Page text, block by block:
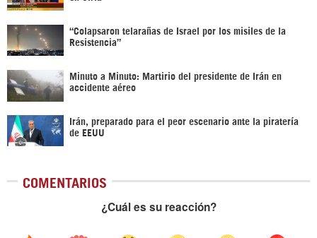
“Colapsaron telarañas de Israel por los misiles de la
Resistencia”
Minuto a Minuto: Martirio del presidente de Irán en
accidente aéreo
Irán, preparado para el peor escenario ante la piratería
de EEUU
COMENTARIOS